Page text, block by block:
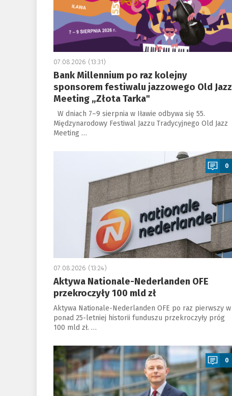
07.08.2026 (13:31)
Bank Millennium po raz kolejny
sponsorem festiwalu jazzowego Old Jazz
Meeting „Złota Tarka"
W dniach 7–9 sierpnia w Iławie odbywa się 55.
Międzynarodowy Festiwal Jazzu Tradycyjnego Old Jazz
Meeting …
0
07.08.2026 (13:24)
Aktywa Nationale-Nederlanden OFE
przekroczyły 100 mld zł
Aktywa Nationale-Nederlanden OFE po raz pierwszy w
ponad 25-letniej historii funduszu przekroczyły próg
100 mld zł. …
a
0